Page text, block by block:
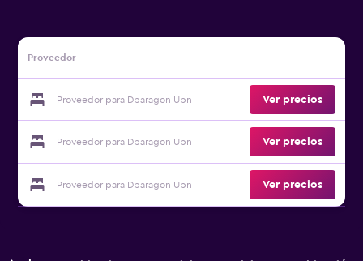
Proveedor
Proveedor para Dparagon Upn Ver precios
Proveedor para Dparagon Upn Ver precios
Proveedor para Dparagon Upn Ver precios